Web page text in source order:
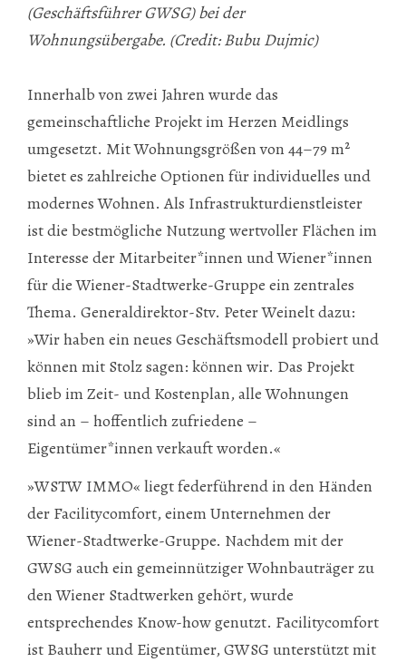
(Geschäftsführer GWSG) bei der
Wohnungsübergabe. (Credit: Bubu Dujmic)
Innerhalb von zwei Jahren wurde das
gemeinschaftliche Projekt im Herzen Meidlings
umgesetzt. Mit Wohnungsgrößen von 44–79 m²
bietet es zahlreiche Optionen für individuelles und
modernes Wohnen. Als Infrastrukturdienstleister
ist die bestmögliche Nutzung wertvoller Flächen im
Interesse der Mitarbeiter*innen und Wiener*innen
für die Wiener-Stadtwerke-Gruppe ein zentrales
Thema. Generaldirektor-Stv. Peter Weinelt dazu:
»Wir haben ein neues Geschäftsmodell probiert und
können mit Stolz sagen: können wir. Das Projekt
blieb im Zeit- und Kostenplan, alle Wohnungen
sind an – hoffentlich zufriedene –
Eigentümer*innen verkauft worden.«
»WSTW IMMO« liegt federführend in den Händen
der Facilitycomfort, einem Unternehmen der
Wiener-Stadtwerke-Gruppe. Nachdem mit der
GWSG auch ein gemeinnütziger Wohnbauträger zu
den Wiener Stadtwerken gehört, wurde
entsprechendes Know-how genutzt. Facilitycomfort
ist Bauherr und Eigentümer, GWSG unterstützt mit